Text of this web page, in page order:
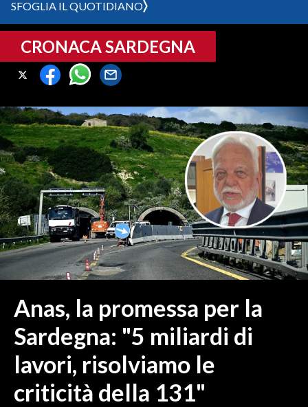
CRONACA SARDEGNA
CAGLIARI
SULCIS IGLESIENTE
MEDIO CAMPIDANO
ORISTANO E PROVINCIA
SASSARI E PROVINCIA
GALLURA
NUORO E PROVINCIA
OGLIASTRA
AGENDA
ITALIA
MONDO
POLITICA
ECONOMIA
SFOGLIA IL QUOTIDIANO
CRONACA SARDEGNA
Anas, la promessa per la
Sardegna: "5 miliardi di
lavori, risolviamo le
criticità della 131"